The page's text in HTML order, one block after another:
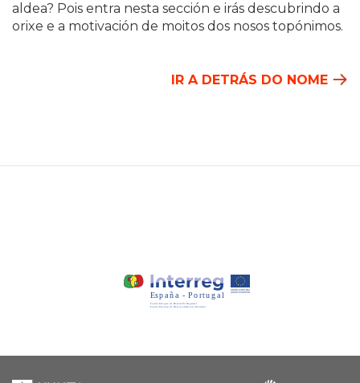
aldea? Pois entra nesta sección e irás descubrindo a
orixe e a motivación de moitos dos nosos topónimos.
IR A DETRÁS DO NOME
Xunta Galicia